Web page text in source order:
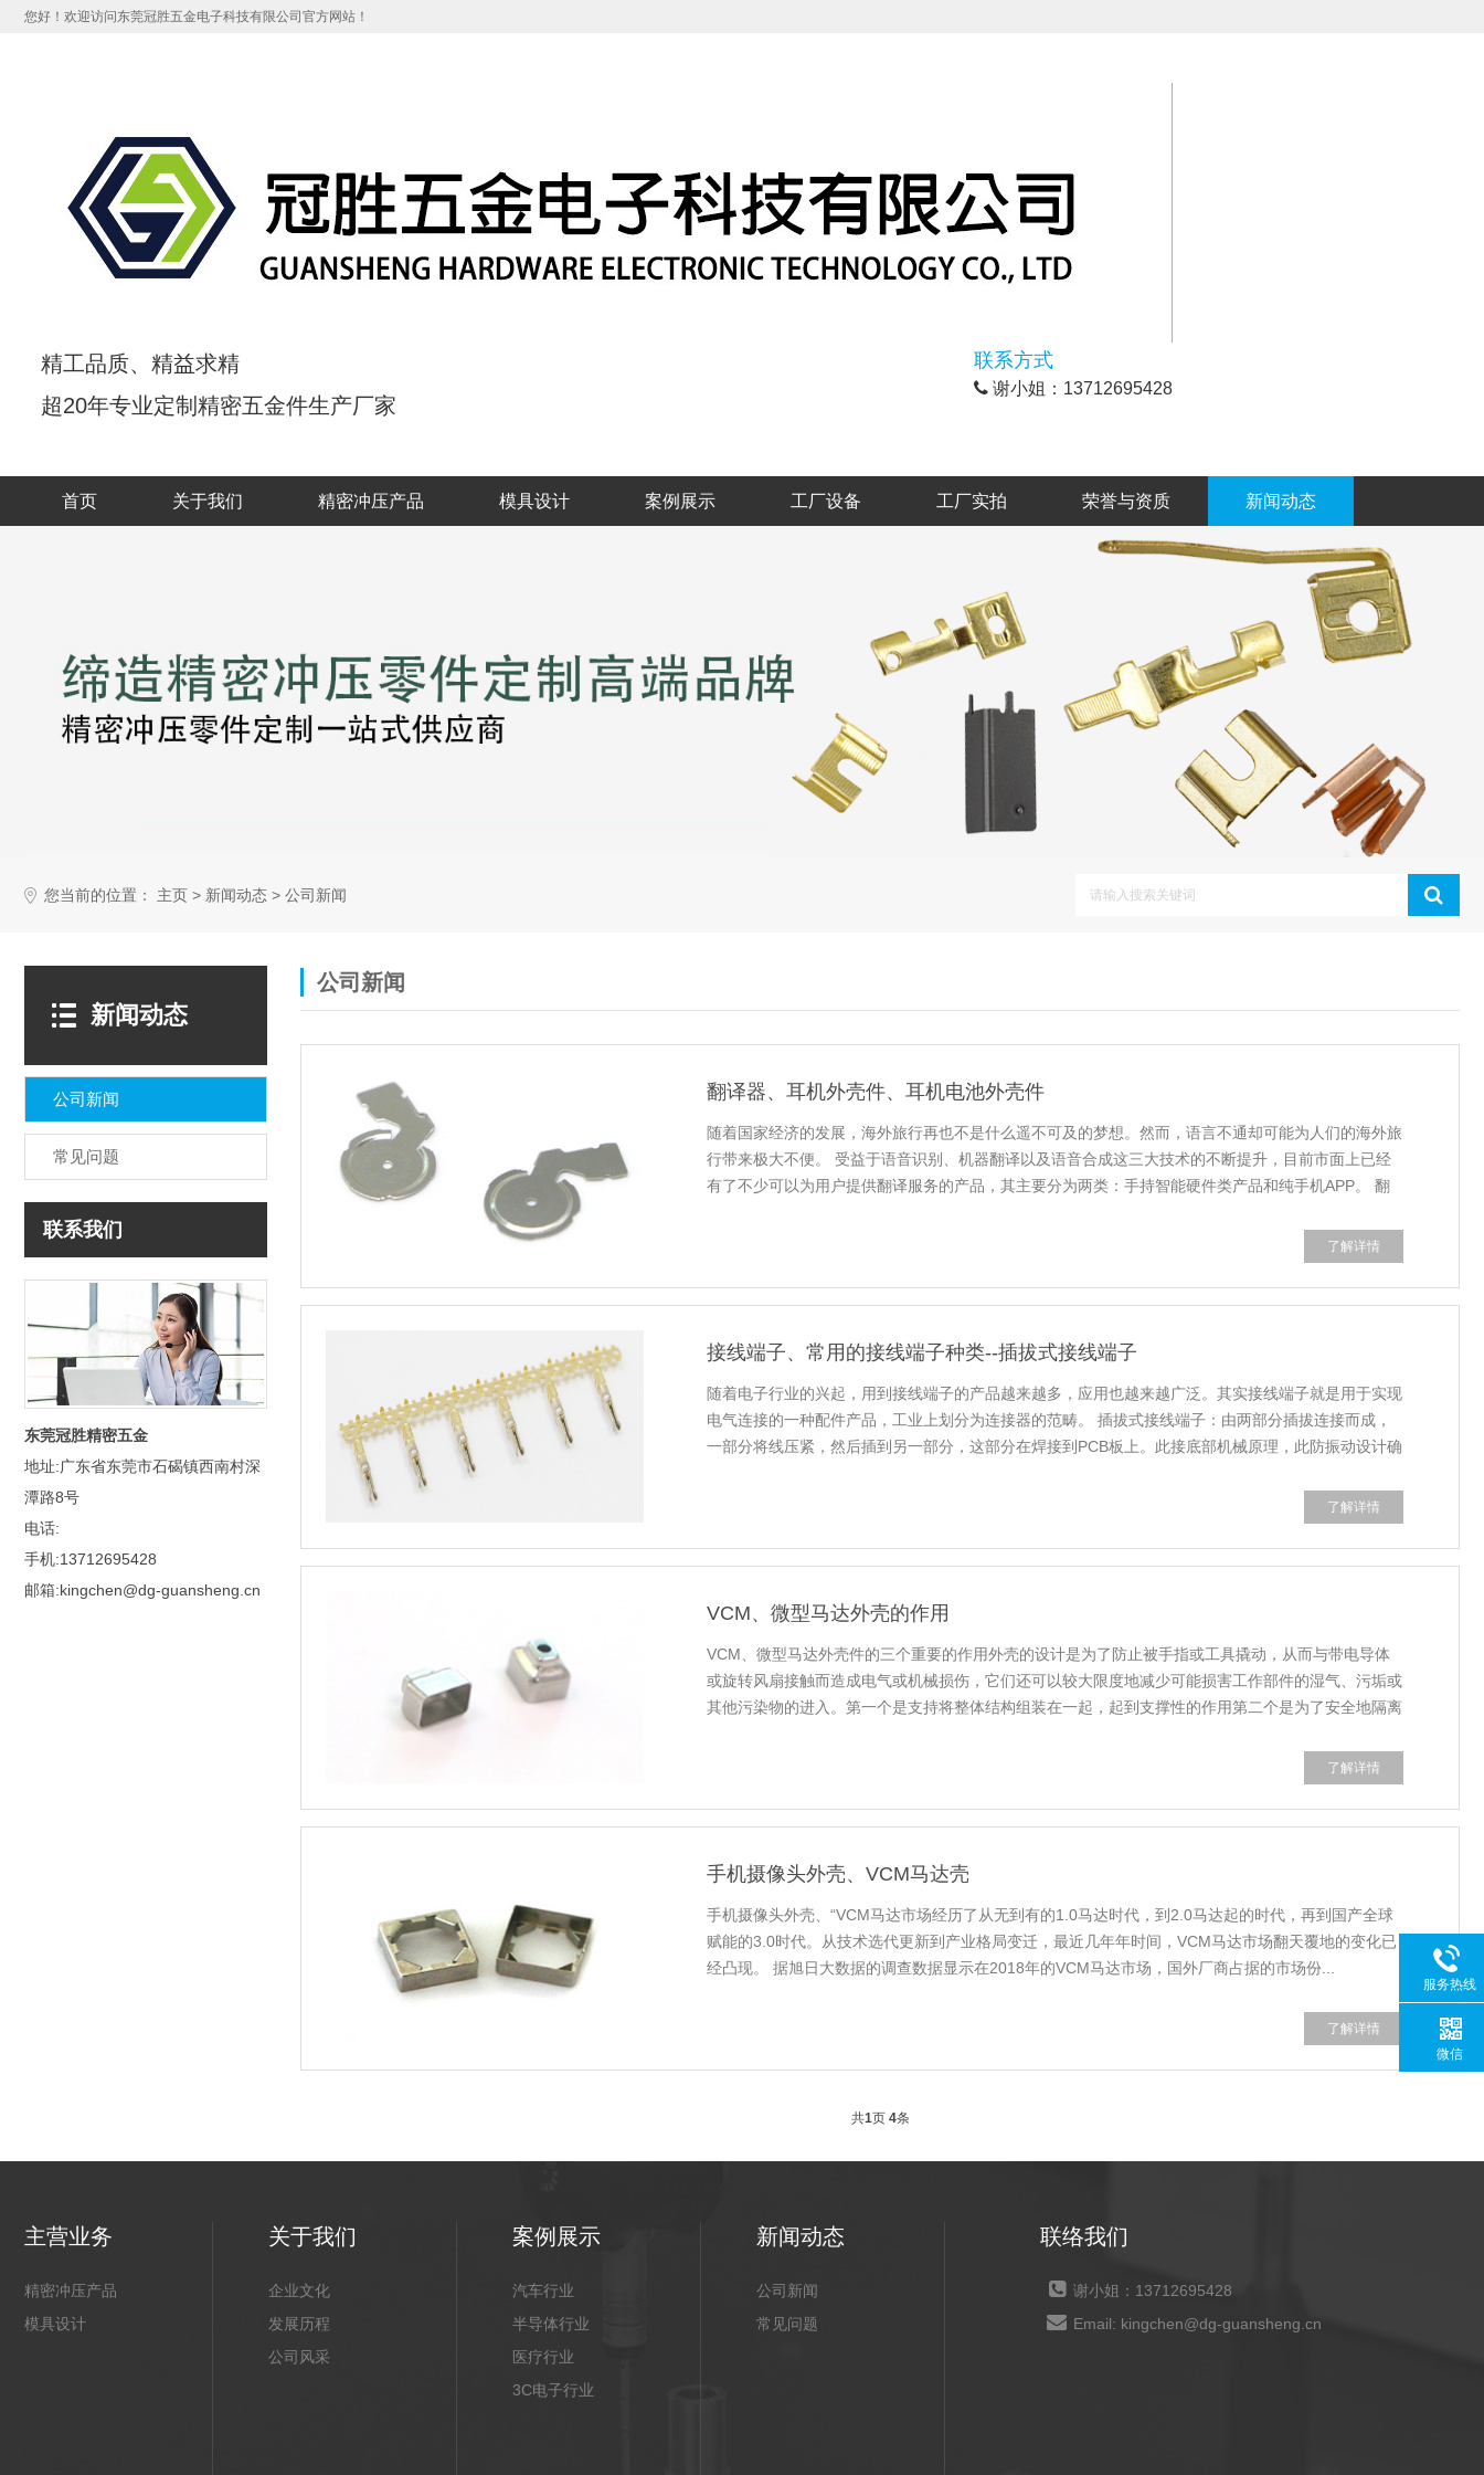
您好！欢迎访问东莞冠胜五金电子科技有限公司官方网站！
精工品质、 精益求精
超20年专业定制精密五金件生产厂家
联系方式
谢小姐：13712695428
首页 关于我们 精密冲压产品 模具设计 案例展示 工厂设备 工厂实拍 荣誉与资质 新闻动态
您当前的位置： 主页 > 新闻动态 > 公司新闻
新闻动态
公司新闻
常见问题
联系我们
东莞冠胜精密五金
地址:广东省东莞市石碣镇西南村深
潭路8号
电话:
手机:13712695428
邮箱:kingchen@dg-guansheng.cn
公司新闻
翻译器、耳机外壳件、耳机电池外壳件
随着国家经济的发展，海外旅行再也不是什么遥不可及的梦想。然而，语言不通却可能为人们的海外旅
行带来极大不便。 受益于语音识别、机器翻译以及语音合成这三大技术的不断提升，目前市面上已经
有了不少可以为用户提供翻译服务的产品，其主要分为两类：手持智能硬件类产品和纯手机APP。 翻
了解详情
接线端子、常用的接线端子种类--插拔式接线端子
随着电子行业的兴起，用到接线端子的产品越来越多，应用也越来越广泛。其实接线端子就是用于实现
电气连接的一种配件产品，工业上划分为连接器的范畴。 插拔式接线端子：由两部分插拔连接而成，
一部分将线压紧，然后插到另一部分，这部分在焊接到PCB板上。此接底部机械原理，此防振动设计确
了解详情
VCM、微型马达外壳的作用
VCM、微型马达外壳件的三个重要的作用外壳的设计是为了防止被手指或工具撬动，从而与带电导体
或旋转风扇接触而造成电气或机械损伤，它们还可以较大限度地减少可能损害工作部件的湿气、污垢或
其他污染物的进入。第一个是支持将整体结构组装在一起，起到支撑性的作用第二个是为了安全地隔离
了解详情
手机摄像头外壳、VCM马达壳
手机摄像头外壳、“VCM马达市场经历了从无到有的1.0马达时代，到2.0马达起的时代，再到国产全球
赋能的3.0时代。从技术选代更新到产业格局变迁，最近几年年时间，VCM马达市场翻天覆地的变化已
经凸现。 据旭日大数据的调查数据显示在2018年的VCM马达市场，国外厂商占据的市场份...
了解详情
共1页 4条
主营业务
精密冲压产品
模具设计
关于我们
企业文化
发展历程
公司风采
案例展示
汽车行业
半导体行业
医疗行业
3C电子行业
新闻动态
公司新闻
常见问题
联络我们
谢小姐：13712695428
Email: kingchen@dg-guansheng.cn
服务热线
微信